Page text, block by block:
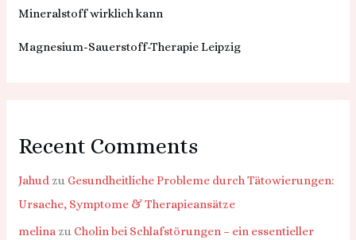
Mineralstoff wirklich kann
Magnesium-Sauerstoff-Therapie Leipzig
Recent Comments
Jahud zu Gesundheitliche Probleme durch Tätowierungen:
Ursache, Symptome & Therapieansätze
melina zu Cholin bei Schlafstörungen – ein essentieller